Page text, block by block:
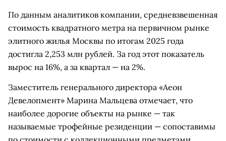
По данным аналитиков компании, средневзвешенная
стоимость квадратного метра на первичном рынке
элитного жилья Москвы по итогам 2025 года
достигла 2,253 млн рублей. За год этот показатель
вырос на 16%, а за квартал — на 2%.
Заместитель генерального директора «Аеон
Девелопмент» Марина Мальцева отмечает, что
наиболее дорогие объекты на рынке — так
называемые трофейные резиденции — сопоставимы